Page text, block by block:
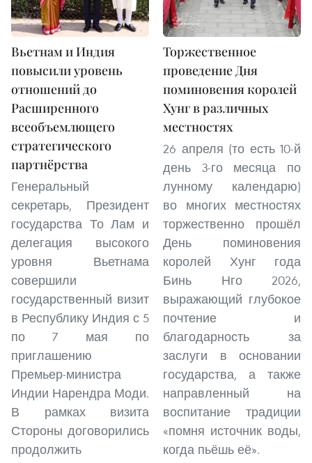
Вьетнам и Индия
повысили уровень
отношений до
Расширенного
всеобъемлющего
стратегического
партнёрства
Генеральный
секретарь, Президент
государства То Лам и
делегация высокого
уровня Вьетнама
совершили
государственный визит
в Республику Индия с 5
по 7 мая по
приглашению
Премьер-министра
Индии Нарендра Моди.
В рамках визита
Стороны договорились
продолжить
Торжественное
проведение Дня
поминовения королей
Хунг в различных
местностях
26 апреля (то есть 10-й
день 3-го месяца по
лунному календарю)
во многих местностях
торжественно прошёл
День поминовения
королей Хунг года
Бинь Нго 2026,
выражающий глубокое
почтение и
благодарность за
заслуги в основании
государства, а также
направленный на
воспитание традиции
«помня источник воды,
когда пьёшь её».